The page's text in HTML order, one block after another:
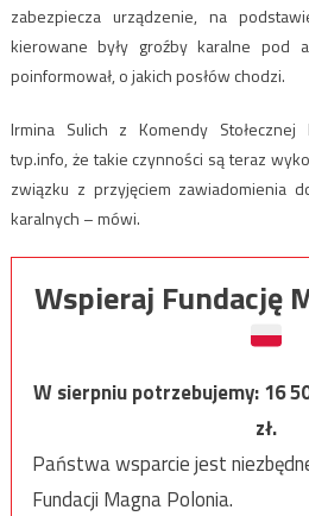
zabezpiecza urządzenie, na
kierowane były groźby karalne pod
poinformował, o jakich posłów chodzi.
Irmina Sulich z Komendy Stołecznej
tvp.info, że takie czynności są teraz
związku z przyjęciem zawiadomienia
karalnych – mówi.
Wspieraj Fundację
W sierpniu potrzebujemy:16
zł.
Państwa wsparcie jest
Fundacji Magna Polonia.